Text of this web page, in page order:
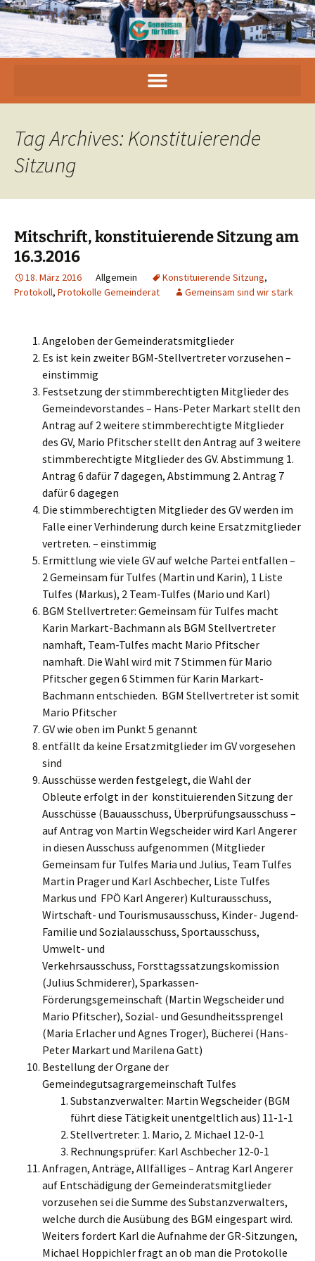
Tag Archives: Konstituierende
Sitzung
Mitschrift, konstituierende Sitzung am
16.3.2016
18. März 2016 Allgemein Konstituierende Sitzung,
Protokoll, Protokolle Gemeinderat Gemeinsam sind wir stark
Angeloben der Gemeinderatsmitglieder
Es ist kein zweiter BGM-Stellvertreter vorzusehen –
einstimmig
Festsetzung der stimmberechtigten Mitglieder des
Gemeindevorstandes – Hans-Peter Markart stellt den
Antrag auf 2 weitere stimmberechtigte Mitglieder
des GV, Mario Pfitscher stellt den Antrag auf 3 weitere
stimmberechtigte Mitglieder des GV. Abstimmung 1.
Antrag 6 dafür 7 dagegen, Abstimmung 2. Antrag 7
dafür 6 dagegen
Die stimmberechtigten Mitglieder des GV werden im
Falle einer Verhinderung durch keine Ersatzmitglieder
vertreten. – einstimmig
Ermittlung wie viele GV auf welche Partei entfallen –
2 Gemeinsam für Tulfes (Martin und Karin), 1 Liste
Tulfes (Markus), 2 Team-Tulfes (Mario und Karl)
BGM Stellvertreter: Gemeinsam für Tulfes macht
Karin Markart-Bachmann als BGM Stellvertreter
namhaft, Team-Tulfes macht Mario Pfitscher
namhaft. Die Wahl wird mit 7 Stimmen für Mario
Pfitscher gegen 6 Stimmen für Karin Markart-
Bachmann entschieden. BGM Stellvertreter ist somit
Mario Pfitscher
GV wie oben im Punkt 5 genannt
entfällt da keine Ersatzmitglieder im GV vorgesehen
sind
Ausschüsse werden festgelegt, die Wahl der
Obleute erfolgt in der konstituierenden Sitzung der
Ausschüsse (Bauausschuss, Überprüfungsausschuss –
auf Antrag von Martin Wegscheider wird Karl Angerer
in diesen Ausschuss aufgenommen (Mitglieder
Gemeinsam für Tulfes Maria und Julius, Team Tulfes
Martin Prager und Karl Aschbecher, Liste Tulfes
Markus und FPÖ Karl Angerer) Kulturausschuss,
Wirtschaft- und Tourismusausschuss, Kinder- Jugend-
Familie und Sozialausschuss, Sportausschuss,
Umwelt- und
Verkehrsausschuss, Forsttagssatzungskomission
(Julius Schmiderer), Sparkassen-
Förderungsgemeinschaft (Martin Wegscheider und
Mario Pfitscher), Sozial- und Gesundheitssprengel
(Maria Erlacher und Agnes Troger), Bücherei (Hans-
Peter Markart und Marilena Gatt)
Bestellung der Organe der
Gemeindegutsagrargemeinschaft Tulfes
Substanzverwalter: Martin Wegscheider (BGM
führt diese Tätigkeit unentgeltlich aus) 11-1-1
Stellvertreter: 1. Mario, 2. Michael 12-0-1
Rechnungsprüfer: Karl Aschbecher 12-0-1
Anfragen, Anträge, Allfälliges – Antrag Karl Angerer
auf Entschädigung der Gemeinderatsmitglieder
vorzusehen sei die Summe des Substanzverwalters,
welche durch die Ausübung des BGM eingespart wird.
Weiters fordert Karl die Aufnahme der GR-Sitzungen,
Michael Hoppichler fragt an ob man die Protokolle